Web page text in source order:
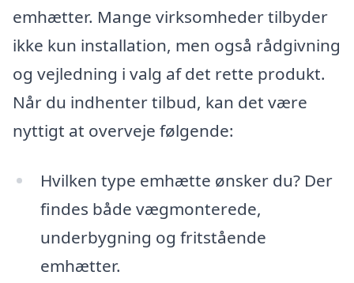
emhætter. Mange virksomheder tilbyder
ikke kun installation, men også rådgivning
og vejledning i valg af det rette produkt.
Når du indhenter tilbud, kan det være
nyttigt at overveje følgende:
Hvilken type emhætte ønsker du? Der
findes både vægmonterede,
underbygning og fritstående
emhætter.